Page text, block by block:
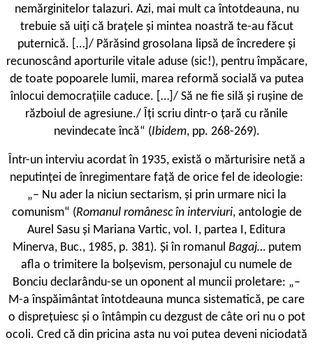
nemărginitelor talazuri. Azi, mai mult ca întotdeauna, nu
trebuie să uiți că brațele și mintea noastră te-au făcut
puternică. […]/ Părăsind grosolana lipsă de încredere și
recunoscând aporturile vitale aduse (sic!), pentru împăcare,
de toate popoarele lumii, marea reformă socială va putea
înlocui democrațiile caduce. […]/ Să ne fie silă și rușine de
războiul de agresiune./ Îți scriu dintr-o țară cu rănile
nevindecate încă“ (Ibidem, pp. 268-269).
Într-un interviu acordat în 1935, există o mărturisire netă a
neputinței de înregimentare față de orice fel de ideologie:
„– Nu ader la niciun sectarism, și prin urmare nici la
comunism“ (Romanul românesc în interviuri, antologie de
Aurel Sasu și Mariana Vartic, vol. I, partea I, Editura
Minerva, Buc., 1985, p. 381). Și în romanul Bagaj… putem
afla o trimitere la bolșevism, personajul cu numele de
Bonciu declarându-se un oponent al muncii proletare: „–
M-a înspăimântat întotdeauna munca sistematică, pe care
o disprețuiesc și o întâmpin cu dezgust de câte ori nu o pot
ocoli. Cred că din pricina asta nu voi putea deveni niciodată